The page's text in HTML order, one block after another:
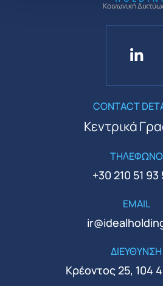
Κοινωνική
CONTACT
Κεντρικά
ΤΗΛΕΦΩΝΟ
+30 210 51 93
EMAIL
ΔΙΕΥΘΥΝΣΗ
Κρέοντος 25, 104